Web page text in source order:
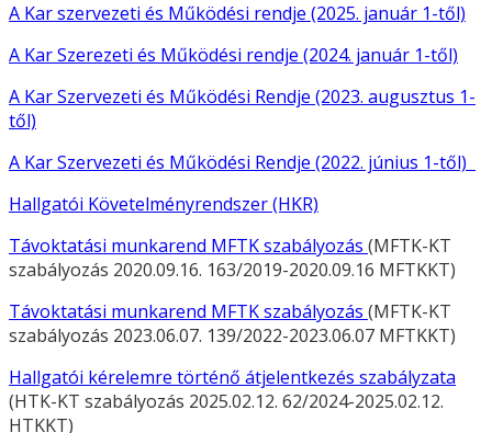
A Kar szervezeti és Működési rendje (2025. január 1-től)
A Kar Szerezeti és Működési rendje (2024. január 1-től)
A Kar Szervezeti és Működési Rendje (2023. augusztus 1-
től)
A Kar Szervezeti és Működési Rendje (2022. június 1-től)
Hallgatói Követelményrendszer (HKR)
Távoktatási munkarend MFTK szabályozás (MFTK-KT
szabályozás 2020.09.16. 163/2019-2020.09.16 MFTKKT)
Távoktatási munkarend MFTK szabályozás (MFTK-KT
szabályozás 2023.06.07. 139/2022-2023.06.07 MFTKKT)
Hallgatói kérelemre történő átjelentkezés szabályzata
(HTK-KT szabályozás 2025.02.12. 62/2024-2025.02.12.
HTKKT)